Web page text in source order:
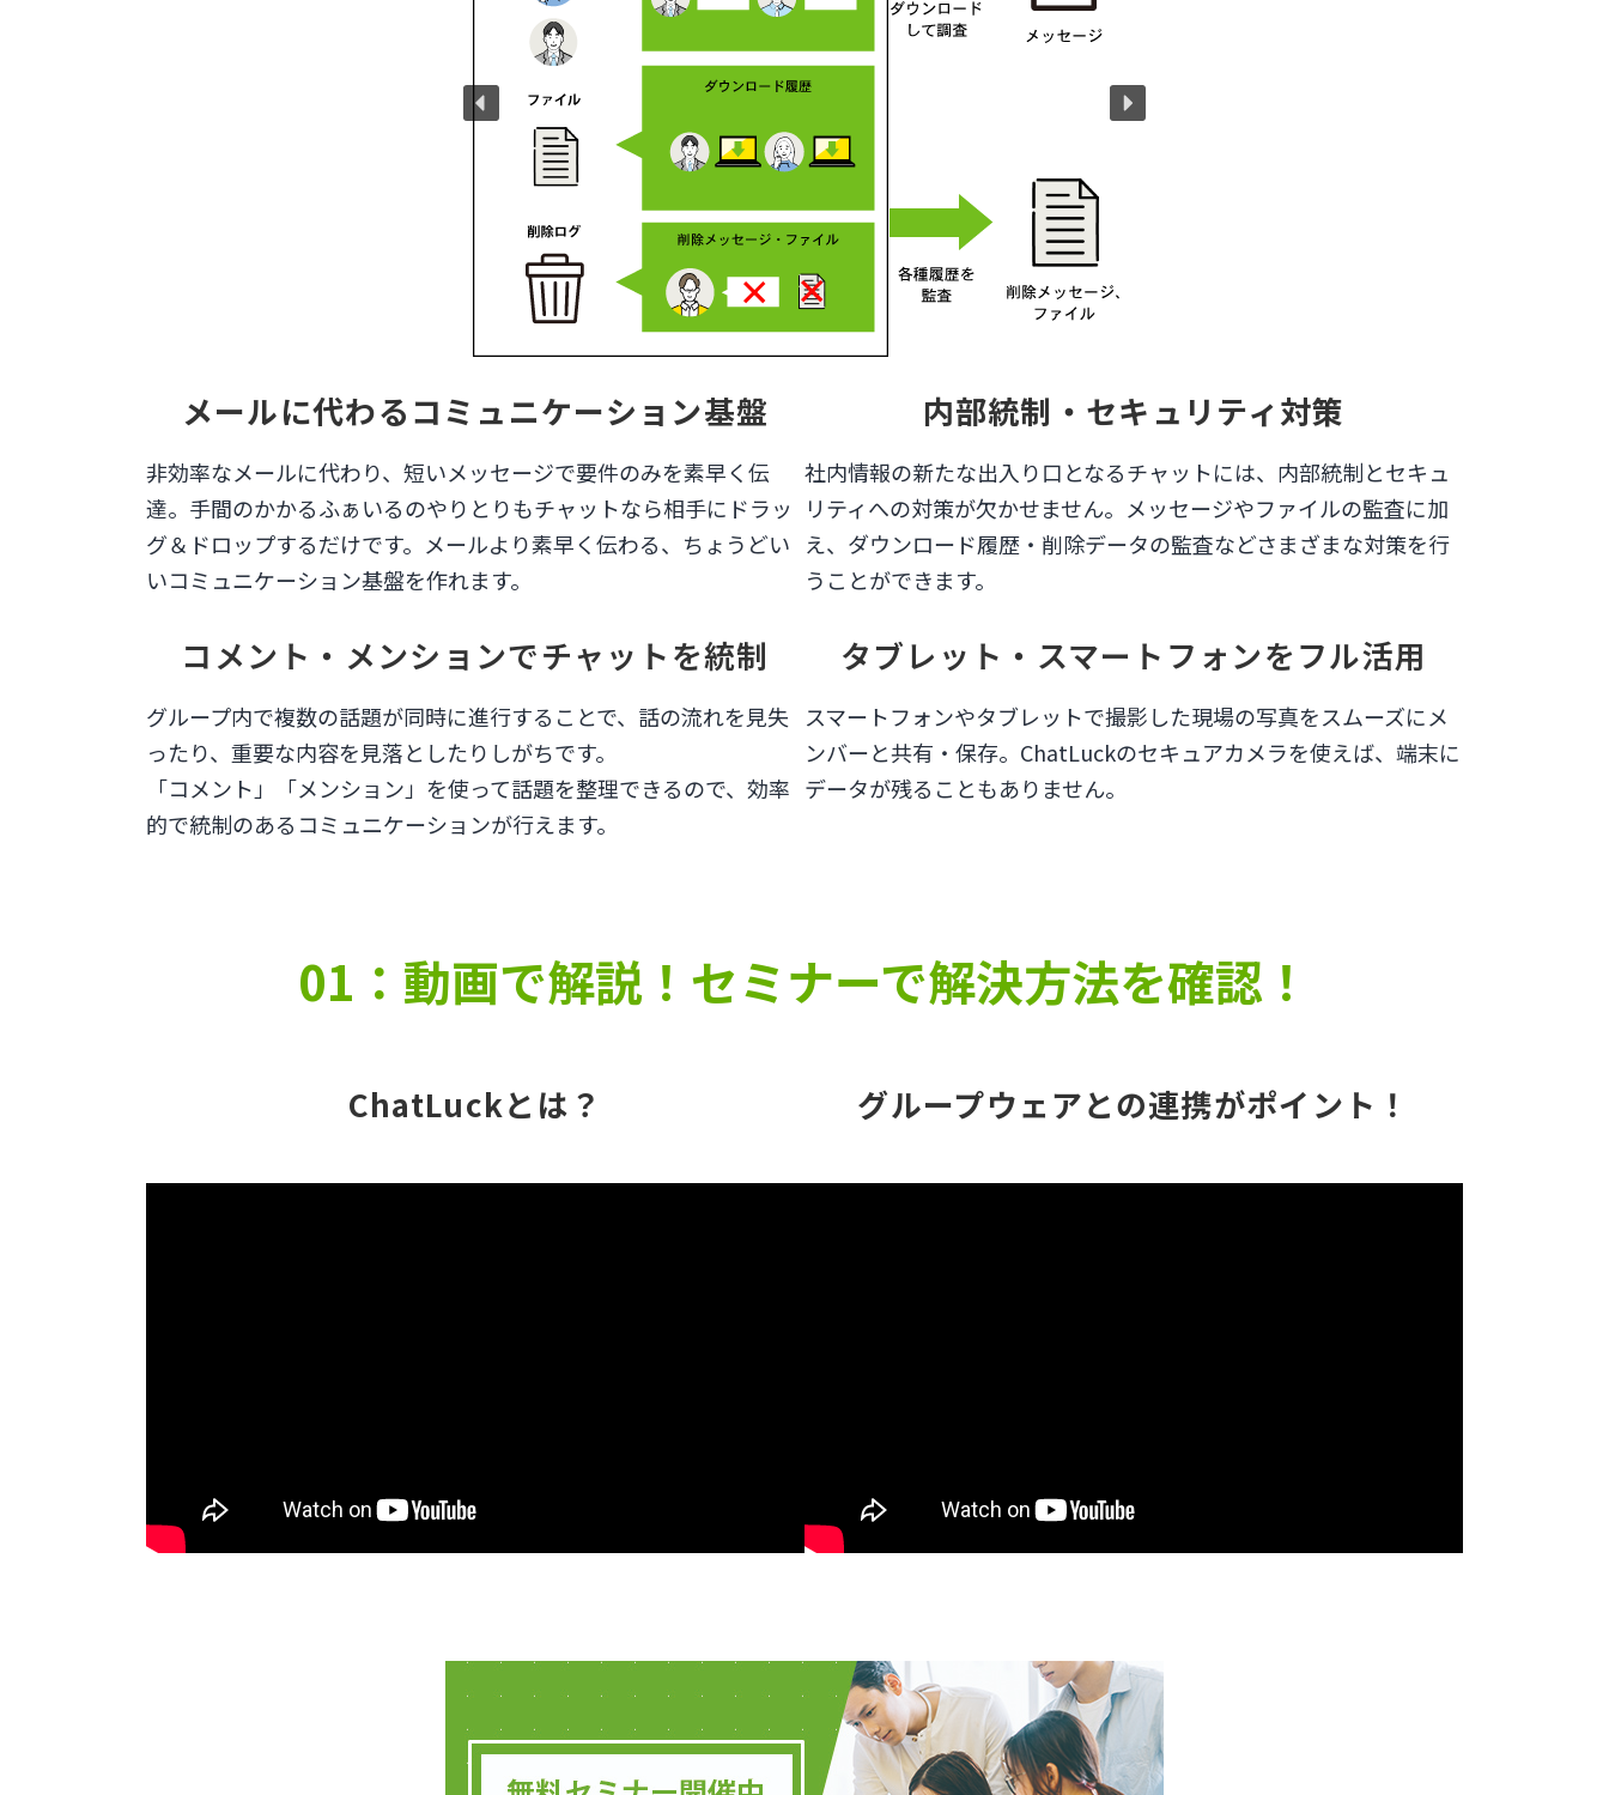
メールに代わるコミュニケーション基盤
非効率なメールに代わり、短いメッセージで要件のみを素早く伝
達。手間のかかるふぁいるのやりとりもチャットなら相手にドラッ
グ＆ドロップするだけです。メールより素早く伝わる、ちょうどい
いコミュニケーション基盤を作れます。
内部統制・セキュリティ対策
社内情報の新たな出入り口となるチャットには、内部統制とセキュ
リティへの対策が欠かせません。メッセージやファイルの監査に加
え、ダウンロード履歴・削除データの監査などさまざまな対策を行
うことができます。
コメント・メンションでチャットを統制
グループ内で複数の話題が同時に進行することで、話の流れを見失
ったり、重要な内容を見落としたりしがちです。
「コメント」「メンション」を使って話題を整理できるので、効率
的で統制のあるコミュニケーションが行えます。
タブレット・スマートフォンをフル活用
スマートフォンやタブレットで撮影した現場の写真をスムーズにメ
ンバーと共有・保存。ChatLuckのセキュアカメラを使えば、端末に
データが残ることもありません。
01：動画で解説！セミナーで解決方法を確認！
ChatLuckとは？ グループウェアとの連携がポイント！